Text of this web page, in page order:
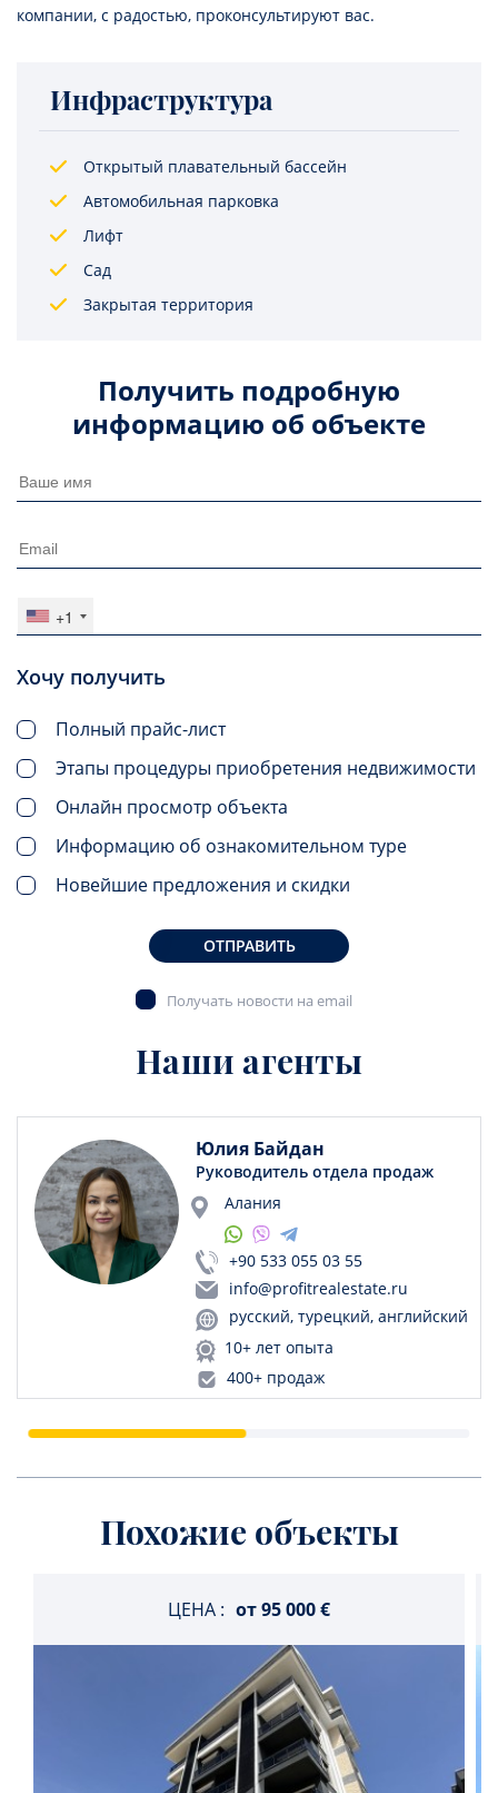
компании, с радостью, проконсультируют вас.
Инфраструктура
Открытый плавательный бассейн
Автомобильная парковка
Лифт
Сад
Закрытая территория
Получить подробную
информацию об объекте
+1
Хочу получить
Полный прайс-лист
Этапы процедуры приобретения недвижимости
Онлайн просмотр объекта
Информацию об ознакомительном туре
Новейшие предложения и скидки
ОТПРАВИТЬ
Получать новости на email
Наши агенты
Юлия Байдан
Руководитель отдела продаж
Алания
+90 533 055 03 55
info@profitrealestate.ru
русский, турецкий, английский
10+ лет опыта
400+ продаж
Похожие объекты
ЦЕНА : от95 000 €